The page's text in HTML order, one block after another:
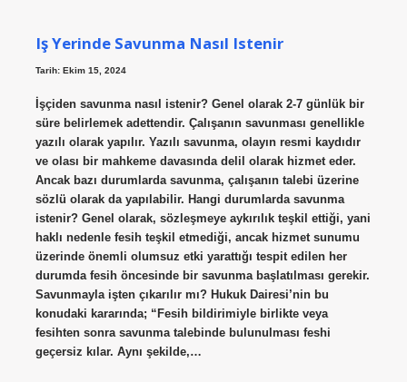
Iş Yerinde Savunma Nasıl Istenir
Tarih: Ekim 15, 2024
İşçiden savunma nasıl istenir? Genel olarak 2-7 günlük bir
süre belirlemek adettendir. Çalışanın savunması genellikle
yazılı olarak yapılır. Yazılı savunma, olayın resmi kaydıdır
ve olası bir mahkeme davasında delil olarak hizmet eder.
Ancak bazı durumlarda savunma, çalışanın talebi üzerine
sözlü olarak da yapılabilir. Hangi durumlarda savunma
istenir? Genel olarak, sözleşmeye aykırılık teşkil ettiği, yani
haklı nedenle fesih teşkil etmediği, ancak hizmet sunumu
üzerinde önemli olumsuz etki yarattığı tespit edilen her
durumda fesih öncesinde bir savunma başlatılması gerekir.
Savunmayla işten çıkarılır mı? Hukuk Dairesi’nin bu
konudaki kararında; “Fesih bildirimiyle birlikte veya
fesihten sonra savunma talebinde bulunulması feshi
geçersiz kılar. Aynı şekilde,…